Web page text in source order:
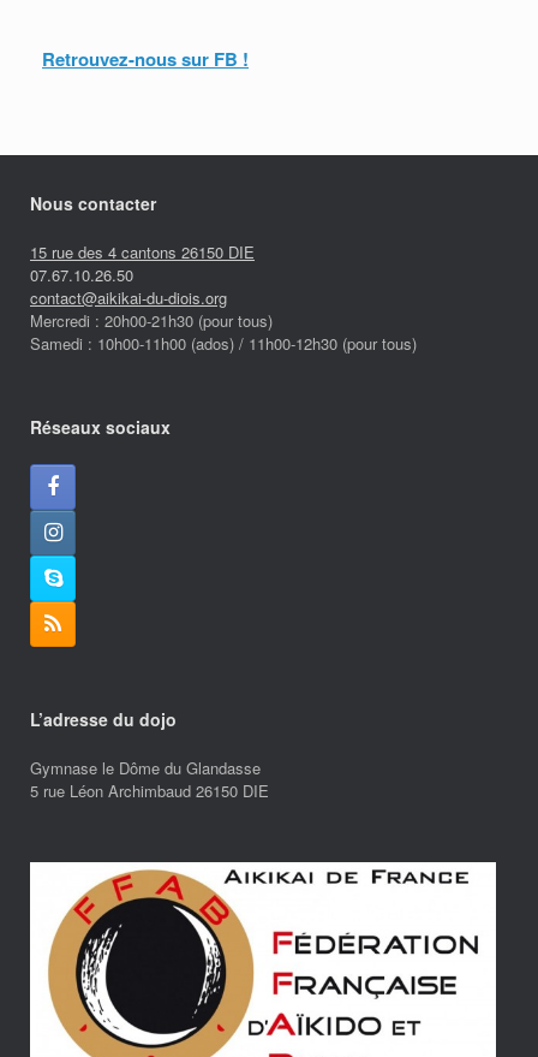
Retrouvez-nous sur FB !
Nous contacter
15 rue des 4 cantons 26150 DIE
07.67.10.26.50
contact@aikikai-du-diois.org
Mercredi : 20h00-21h30 (pour tous)
Samedi : 10h00-11h00 (ados) / 11h00-12h30 (pour tous)
Réseaux sociaux
L’adresse du dojo
Gymnase le Dôme du Glandasse
5 rue Léon Archimbaud 26150 DIE